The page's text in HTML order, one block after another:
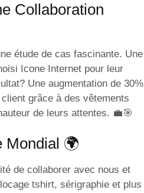
Collaboration
étude de cas fascinante. Une
Icone Internet pour leur
Une augmentation de 30%
grâce à des vêtements
de leurs attentes. 💼🎯
Mondial 🌍
de collaborer avec nous et
tshirt, sérigraphie et plus